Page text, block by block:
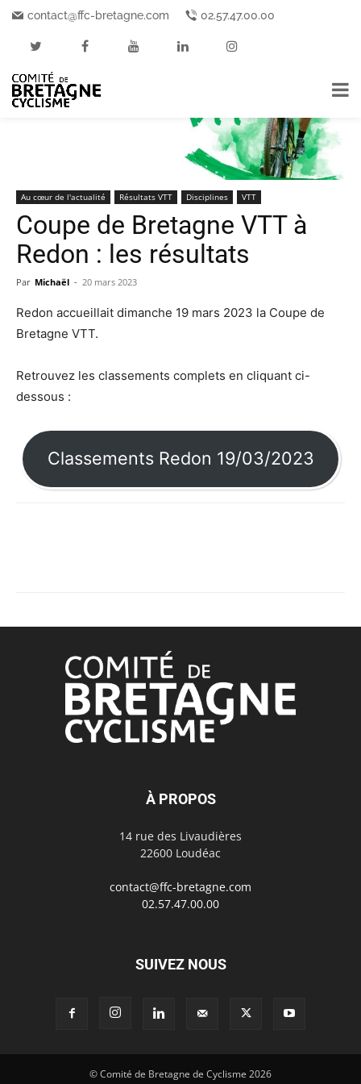
contact@ffc-bretagne.com 02.57.47.00.00
Accueil Au cœur de l'actualité
Au cœur de l'actualité Résultats VTT Disciplines VTT
Coupe de Bretagne VTT à
Redon : les résultats
Par Michaël - 20 mars 2023
Redon accueillait dimanche 19 mars 2023 la Coupe de
Bretagne VTT.
Retrouvez les classements complets en cliquant ci-
dessous :
Classements Redon 19/03/2023
À PROPOS
14 rue des Livaudières
22600 Loudéac
contact@ffc-bretagne.com
02.57.47.00.00
SUIVEZ NOUS
© Comité de Bretagne de Cyclisme 2026